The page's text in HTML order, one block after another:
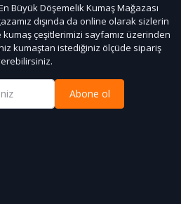
Büyük Döşemelik Kumaş Mağazası
dışında da online olarak sizlerin
çeşitlerimizi sayfamız üzerinden
kumaştan istediğiniz ölçüde sipariş
Abone ol